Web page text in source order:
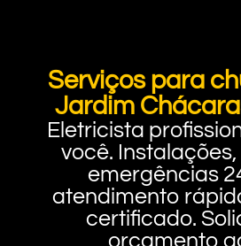
Serviços para
Jardim
Eletricista
você.
emergências
atendimento
certificado.
orçamento